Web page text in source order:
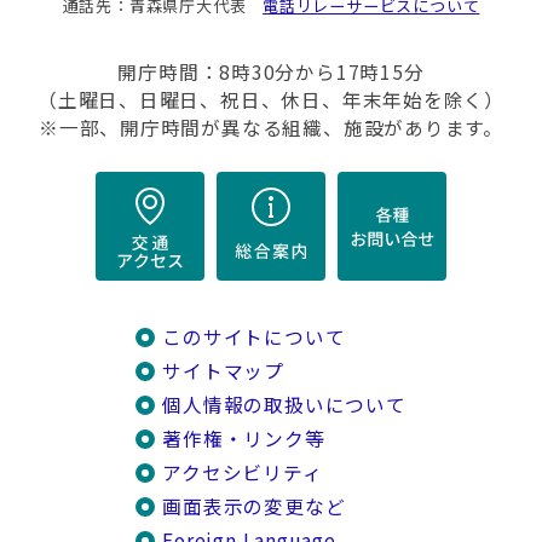
通話先：青森県庁大代表 電話リレーサービスについて
開庁時間：8時30分から17時15分
（土曜日、日曜日、祝日、休日、年末年始を除く）
※一部、開庁時間が異なる組織、施設があります。
このサイトについて
サイトマップ
個人情報の取扱いについて
著作権・リンク等
アクセシビリティ
画面表示の変更など